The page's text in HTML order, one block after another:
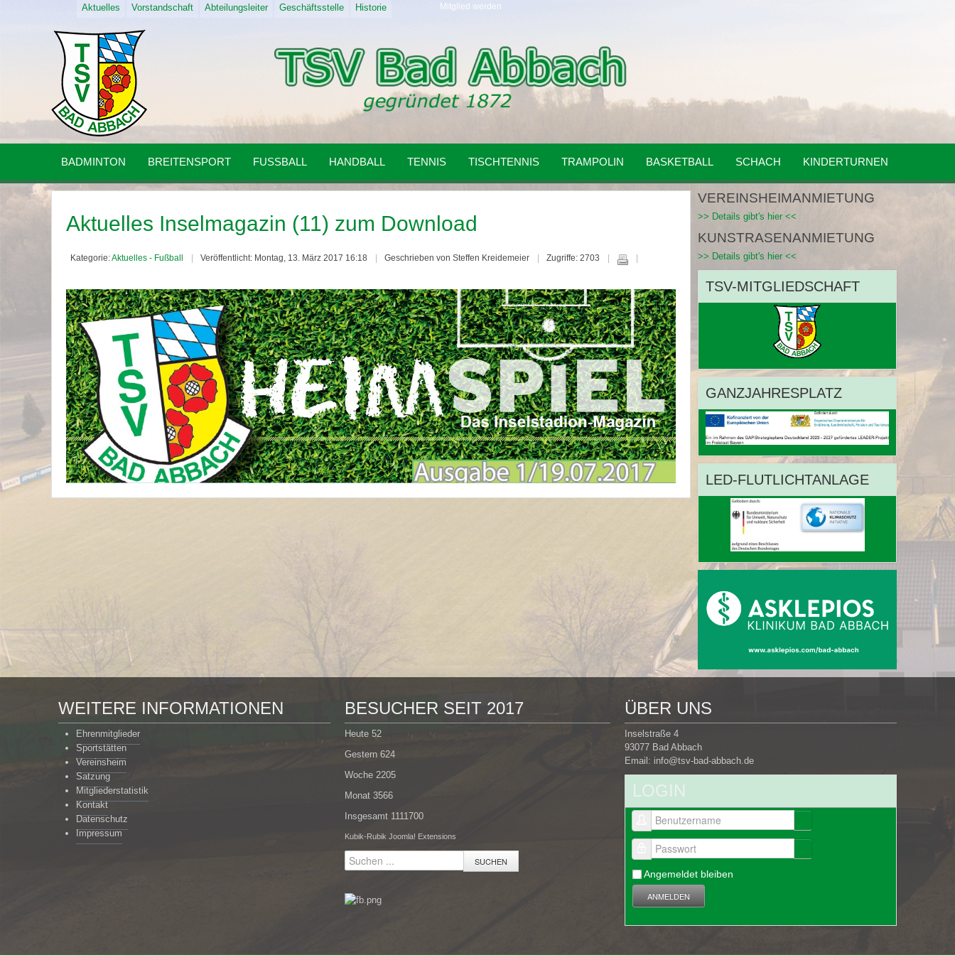
Mitglied werden
Aktuelles Vorstandschaft Abteilungsleiter Geschäftsstelle Historie
BADMINTON BREITENSPORT FUSSBALL HANDBALL TENNIS TISCHTENNIS TRAMPOLIN BASKETBALL SCHACH KINDERTURNEN
Aktuelles Inselmagazin (11) zum Download
Kategorie:Aktuelles - Fußball Veröffentlicht: Montag, 13. März 2017 16:18 Geschrieben von Steffen Kreidemeier Zugriffe: 2703
VEREINSHEIMANMIETUNG
>> Details gibt's hier <<
KUNSTRASENANMIETUNG
>> Details gibt's hier <<
TSV-MITGLIEDSCHAFT
GANZJAHRESPLATZ
LED-FLUTLICHTANLAGE
WEITERE INFORMATIONEN
Ehrenmitglieder
Sportstätten
Vereinsheim
Satzung
Mitgliederstatistik
Kontakt
Datenschutz
Impressum
BESUCHER SEIT 2017
Heute52
Gestern624
Woche 2205
Monat3566
Insgesamt 1111700
Kubik-Rubik Joomla! Extensions
SUCHEN
ÜBER UNS
Inselstraße 4
93077 Bad Abbach
Email: info@tsv-bad-abbach.de
LOGIN
Benutzername
Passwort
Angemeldet bleiben
ANMELDEN